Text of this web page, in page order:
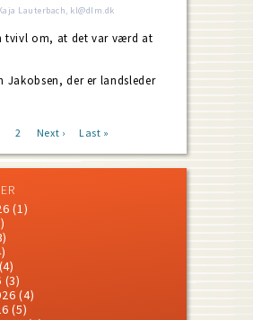
Lauterbach, kl@dlm.dk
tvivl om, at det var værd at
Jakobsen, der er landsleder
Page
2
Next
Next ›
Last
Last »
(1)
(4)
(3)
(4)
(5)